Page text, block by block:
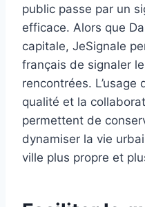
public passe par un
efficace. Alors que
capitale, JeSignale
français de signaler
rencontrées. L’usage
qualité et la
permettent de
dynamiser la vie
ville plus propre et